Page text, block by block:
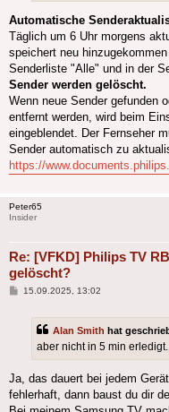
Automatische
Täglich um 6 Uhr morgens
speichert neu
Senderliste "Alle" und in der
Sender werden gelöscht.
Wenn neue Sender gefunden
entfernt werden, wird beim
eingeblendet. Der Fernseher
Sender automatisch zu
https://
Peter65
Insider
Re: [VFKD] Philips TV
gelöscht?
Beitrag
15.09.2025, 13:02
Alan Smith hat
aber nicht in 5 min erledigt.
Ja, das dauert bei jedem
fehlerhaft, dann baust du dir